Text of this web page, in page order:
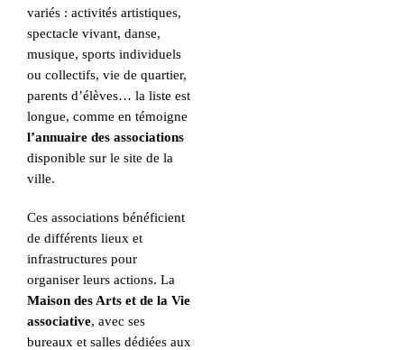
variés : activités artistiques,
spectacle vivant, danse,
musique, sports individuels
ou collectifs, vie de quartier,
parents d’élèves… la liste est
longue, comme en témoigne
l’annuaire des associations
disponible sur le site de la
ville.
Ces associations bénéficient
de différents lieux et
infrastructures pour
organiser leurs actions. La
Maison des Arts et de la Vie
associative, avec ses
bureaux et salles dédiées aux